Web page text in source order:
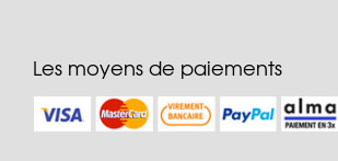
Les moyens de paiements